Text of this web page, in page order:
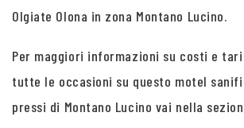
Olgiate Olona in zona Montano Lucino.
Per maggiori informazioni su costi e
tutte le occasioni su questo motel
pressi di Montano Lucino vai nella